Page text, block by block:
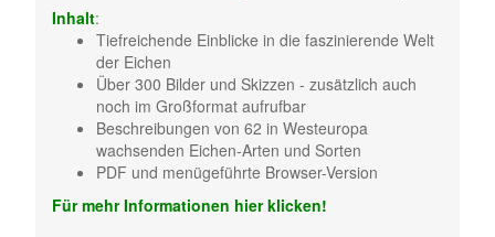
Inhalt:
Tiefreichende Einblicke in die faszinierende Welt
der Eichen
Über 300 Bilder und Skizzen - zusätzlich auch
noch im Großformat aufrufbar
Beschreibungen von 62 in Westeuropa
wachsenden Eichen-Arten und Sorten
PDF und menügeführte Browser-Version
Für mehr Informationen hier klicken!